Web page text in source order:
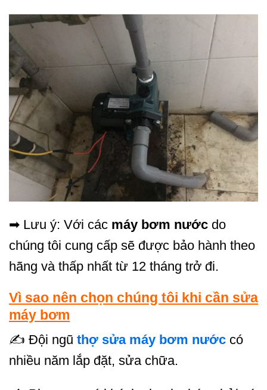
➡ Lưu ý: Với các máy bơm nước do
chúng tôi cung cấp sẽ được bảo hành theo
hãng và thấp nhất từ 12 tháng trở đi.
Vì sao nên chọn chúng tôi khi cần sửa
máy bơm
✍ Đội ngũ thợ sửa máy bơm nước có
nhiều năm lắp đặt, sửa chữa.